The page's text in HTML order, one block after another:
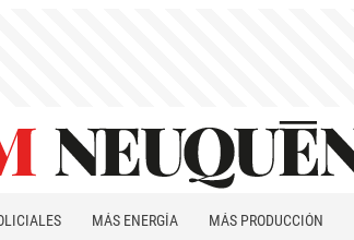
MÁS ENERGÍA MÁS PRODUCCIÓN